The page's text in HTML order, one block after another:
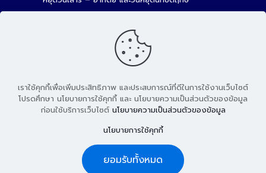
© 2026 สถาบันวิจัยและพัฒนา มหาวิทยาลัยเทคโนโลยีราชมงคล
ธัญบุรี
เราใช้คุกกี้เพื่อเพิ่มประสิทธิภาพ และประสบการณ์ที่ดีในการใช้งานเว็บไซต์
โปรดศึกษา นโยบายการใช้คุกกี้ และ นโยบายความเป็นส่วนตัวของข้อมูล
ก่อนใช้บริการเว็บไซต์ นโยบายความเป็นส่วนตัวของข้อมูล
นโยบายการใช้คุกกี้
ยอมรับทั้งหมด